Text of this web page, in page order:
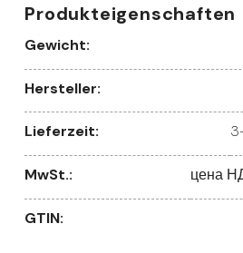
Produkteigenschaften
Gewicht:
Hersteller:
Lieferzeit:
MwSt.: цена
GTIN: